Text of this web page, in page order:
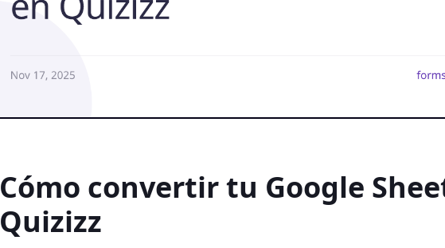
Cómo convertir tu Google
Quizizz